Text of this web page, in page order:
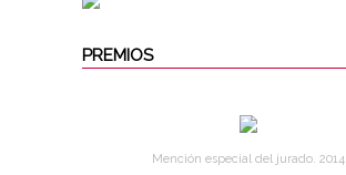
PREMIOS
Mención especial del jurado. 2014